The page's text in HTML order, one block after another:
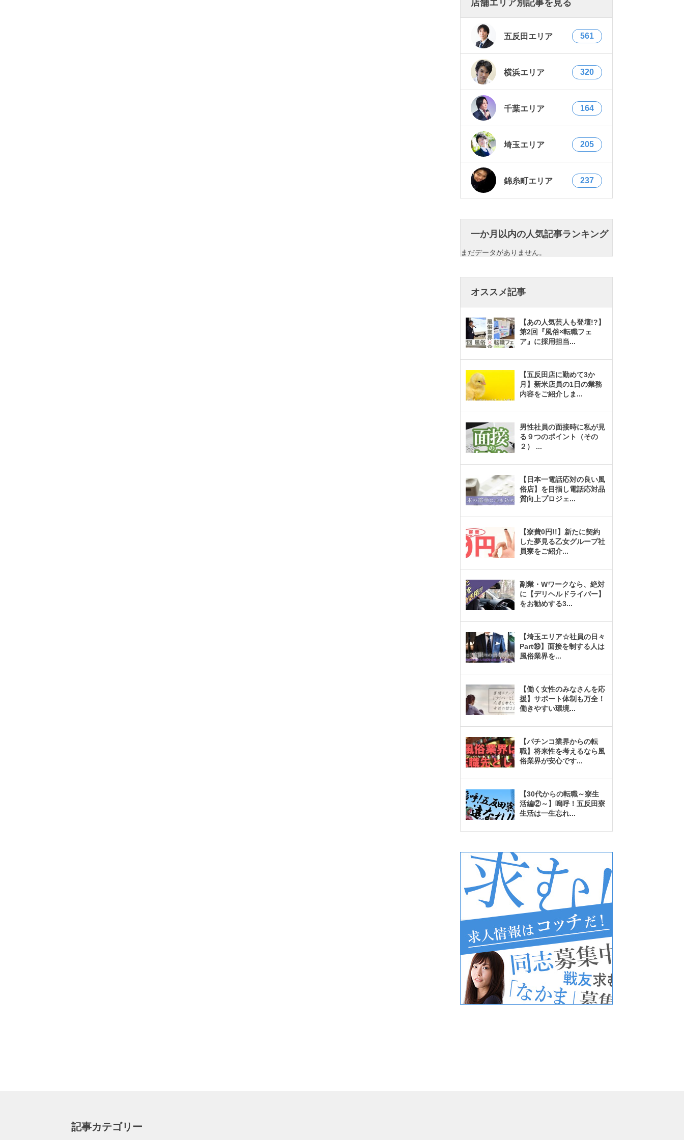
店舗エリア別記事を見る
五反田エリア 561
横浜エリア 320
千葉エリア 164
埼玉エリア 205
錦糸町エリア 237
一か月以内の人気記事ランキング
まだデータがありません。
オススメ記事
【あの人気芸人も登壇!?】
第2回『風俗×転職フェ
ア』に採用担当...
【五反田店に勤めて3か
月】新米店員の1日の業務
内容をご紹介しま ...
男性社員の面接時に私が見
る９つのポイント（その
２） ...
【日本一電話応対の良い風
俗店】を目指し電話応対品
質向上プロジェ...
【寮費0円!!】新たに契約
した夢見る乙女グループ社
員寮をご紹介...
副業・Wワークなら、絶対
に【デリヘルドライバー】
をお勧めする3...
【埼玉エリア☆社員の日々
Part⑲】面接を制する人は
風俗業界を...
【働く女性のみなさんを応
援】サポート体制も万全！
働きやすい環境...
【パチンコ業界からの転
職】将来性を考えるなら風
俗業界が安心です...
【30代からの転職～寮生
活編②～】嗚呼！五反田寮
生活は一生忘れ...
記事カテゴリー